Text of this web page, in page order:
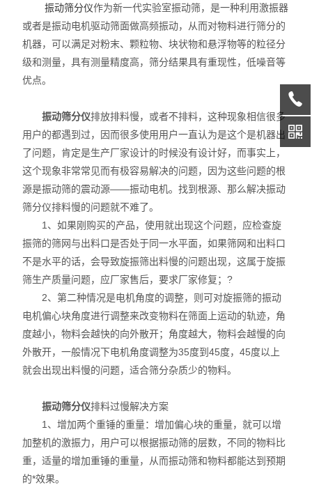
绝缘油检测仪器
润滑油检测仪器
油品通用分析仪器
振动筛分仪作为新一代实验室振动筛，是一种利用激振器
或者是振动电机驱动筛面做高频振动，从而对物料进行筛分的
机器，可以满足对粉末、颗粒物、块状物和悬浮物等的粒径分
级和测量，具有测量精度高，筛分结果具有重现性，低噪音等
优点。
振动筛分仪排放排料慢，或者不排料，这种现象相信很多
用户的都遇到过，因而很多使用用户一直认为是这个是机器出
了问题，肯定是生产厂家设计的时候没有设计好，而事实上，
这个现象非常常见而有极容易解决的问题，因为这些问题的根
源是振动筛的震动源——振动电机。找到根源、那么解决振动
筛分仪排料慢的问题就不难了。
1、如果刚购买的产品，使用就出现这个问题，应检查旋
振筛的筛网与出料口是否处于同一水平面，如果筛网和出料口
不是水平的话，会导致旋振筛出料慢的问题出现，这属于旋振
筛生产质量问题，应厂家售后，要求厂家修复；?
2、第二种情况是电机角度的调整，则可对旋振筛的振动
电机偏心块角度进行调整来改变物料在筛面上运动的轨迹，角
度越小，物料会越快的向外散开；角度越大，物料会越慢的向
外散开，一般情况下电机角度调整为35度到45度，45度以上
就会出现出料慢的问题，适合筛分杂质少的物料。
振动筛分仪排料过慢解决方案
1、增加两个重锤的重量：增加偏心块的重量，就可以增
加整机的激振力，用户可以根据振动筛的层数，不同的物料比
重，适量的增加重锤的重量，从而振动筛和物料都能达到预期
的*效果。